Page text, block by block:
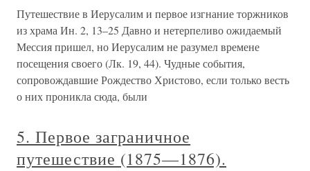
Путешествие в Иерусалим и первое изгнание торжников
из храма Ин. 2, 13–25 Давно и нетерпеливо ожидаемый
Мессия пришел, но Иерусалим не разумел времене
посещения своего (Лк. 19, 44). Чудные события,
сопровождавшие Рождество Христово, если только весть
о них проникла сюда, были
5. Первое заграничное
путешествие (1875—1876).